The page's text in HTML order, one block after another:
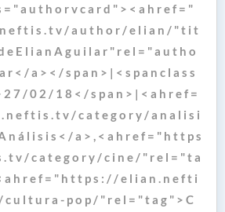
= " a u t h o r v c a r d " > < a h r e f = "
e f t i s . t v / a u t h o r / e l i a n / " t i t
e E l i a n A g u i l a r " r e l = " a u t h o
r < / a > < / s p a n > | < s p a n c l a s s
2 7 / 0 2 / 1 8 < / s p a n > | < a h r e f =
n e f t i s . t v / c a t e g o r y / a n a l i s i
n á l i s i s < / a > , < a h r e f = " h t t p s
. t v / c a t e g o r y / c i n e / " r e l = " t a
a h r e f = " h t t p s : / / e l i a n . n e f t i
c u l t u r a - p o p / " r e l = " t a g " > C